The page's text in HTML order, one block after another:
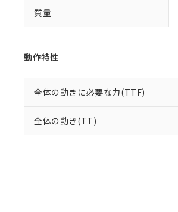
質量
動作特性
全体の動きに必要な力(TTF)
全体の動き(TT)